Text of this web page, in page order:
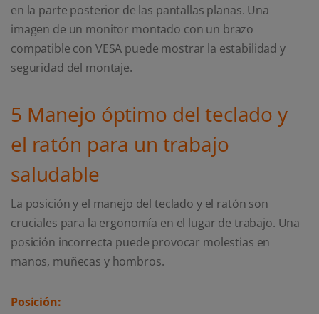
en la parte posterior de las pantallas planas. Una
imagen de un monitor montado con un brazo
compatible con VESA puede mostrar la estabilidad y
seguridad del montaje.
5 Manejo óptimo del teclado y
el ratón para un trabajo
saludable
La posición y el manejo del teclado y el ratón son
cruciales para la ergonomía en el lugar de trabajo. Una
posición incorrecta puede provocar molestias en
manos, muñecas y hombros.
Posición: